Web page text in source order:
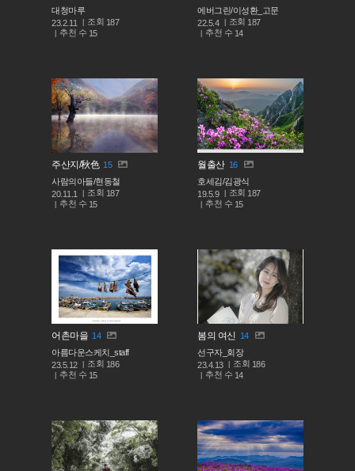
대청마루
23.2.11
조회 187
추천 수 15
에버그린/이성환_고문
22.5.4
조회 187
추천 수 14
주산지/秋色 15
사람의아들/현동철
20.11.1
조회 187
추천 수 15
월출산 16
호세김/김광식
19.5.9
조회 187
추천 수 15
어촌마을 14
아름다운스케치_staff
23.5.12
조회 186
추천 수 15
봄의 여신 14
선구자_회장
23.4.13
조회 186
추천 수 14